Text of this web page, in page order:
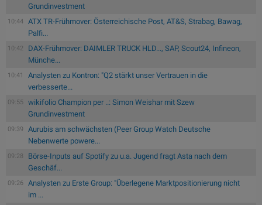
Grundinvestment
10:44
ATX TR-Frühmover: Österreichische Post, AT&S, Strabag, Bawag,
Palfi...
10:42
DAX-Frühmover: DAIMLER TRUCK HLD..., SAP, Scout24, Infineon,
Münche...
10:41
Analysten zu Kontron: "Q2 stärkt unser Vertrauen in die
verbesserte...
09:55
wikifolio Champion per ..: Simon Weishar mit Szew
Grundinvestment
09:39
Aurubis am schwächsten (Peer Group Watch Deutsche
Nebenwerte powere...
09:28
Börse-Inputs auf Spotify zu u.a. Jugend fragt Asta nach dem
Geschäf...
09:26
Analysten zu Erste Group: "Überlegene Marktpositionierung nicht
im ...